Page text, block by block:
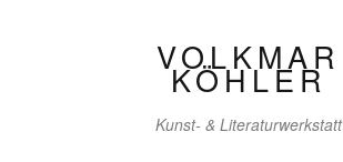
VOLKMAR
KÖHLER
Kunst- & Literaturwerkstatt